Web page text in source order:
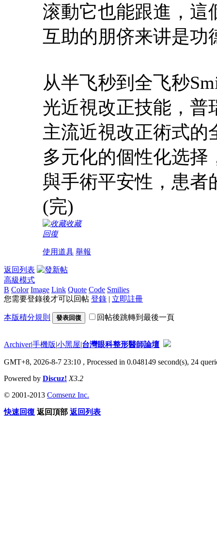
滚動它也能跟進，這
互助的朋侪来讲是功
从半飞秒到全飞秒
光近視改正技能，普
主流近視改正術式的
多元化的個性化选择
與手術平安性，患者
(完)
收藏
回復
使用道具 舉報
返回列表
高級模式
B Color Image Link Quote Code Smilies
您需要登錄後才可以回帖 登錄 | 立即註冊
本版積分規則 發表回復 回帖後跳轉到最後一頁
Archiver|手機版|小黑屋|台灣眼科整形醫師論壇
GMT+8, 2026-8-7 23:10 , Processed in 0.048149 second(s), 24
Powered by Discuz! X3.2
© 2001-2013 Comsenz Inc.
快速回復 返回頂部 返回列表